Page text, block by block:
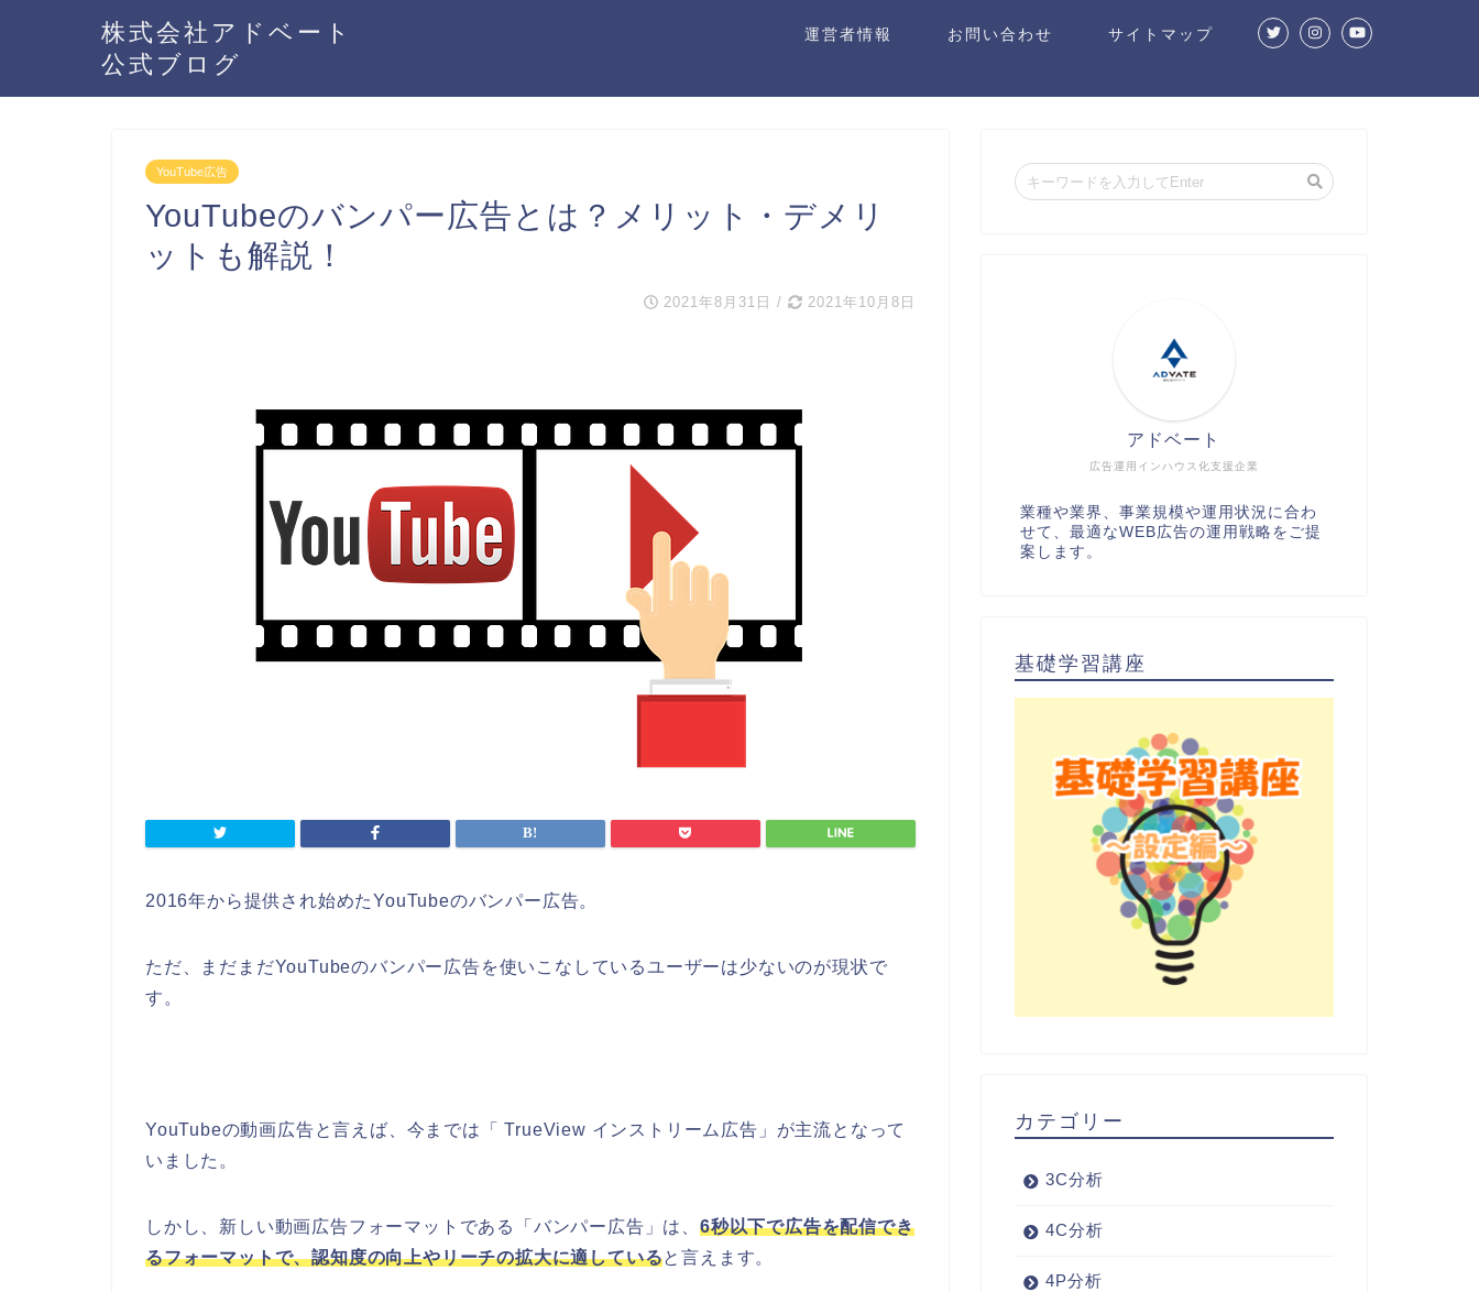
株式会社アドベート
公式ブログ
運営者情報 お問い合わせ サイトマップ
YouTube広告
YouTubeのバンパー広告とは？メリット・デメリ
ットも解説！
2021年8月31日 / 2021年10月8日
2016年から提供され始めたYouTubeのバンパー広告。
ただ、まだまだYouTubeのバンパー広告を使いこなしているユーザーは少ないのが現状で
す。
YouTubeの動画広告と言えば、今までは「 TrueView インストリーム広告」が主流となって
いました。
しかし、新しい動画広告フォーマットである「バンパー広告」は、 6秒以下で広告を配信でき
るフォーマットで、認知度の向上やリーチの拡大に適していると言えます。
広告運用インハウス化支援企業
アドベート
業種や業界、事業規模や運用状況に合わ
せて、最適なWEB広告の運用戦略をご提
案します。
基礎学習講座
カテゴリー
3C分析
4C分析
4P分析